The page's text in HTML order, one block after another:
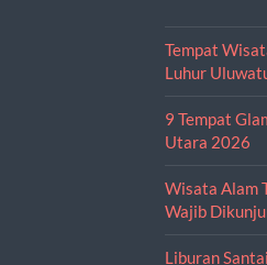
Tempat
Luhur
9 Tempat
Utara 2026
Wisata Alam
Wajib
Liburan